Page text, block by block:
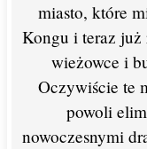
miasto, które
Kongu i teraz już
wieżowce i
Oczywiście te
powoli
nowoczesnymi